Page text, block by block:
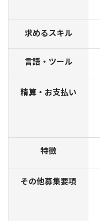
求めるスキル
言語・ツール
精算・お支払い
特徴
その他募集要項